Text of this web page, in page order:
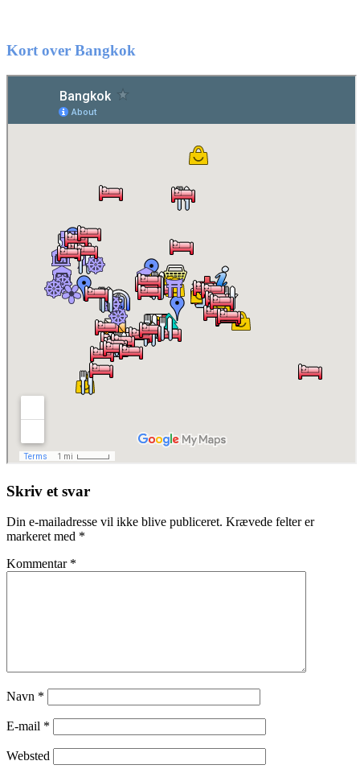
Kort over Bangkok
Skriv et svar
Din e-mailadresse vil ikke blive publiceret. Krævede felter er
markeret med *
Kommentar *
Navn *
E-mail *
Websted